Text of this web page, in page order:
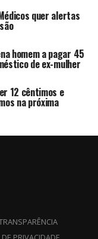
quer alertas
homem a pagar 45
de ex-mulher
12 cêntimos e
na próxima